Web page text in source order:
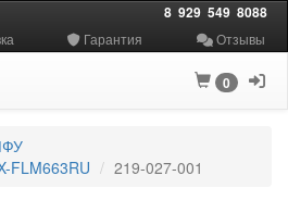
8 929 549 8088
Гарантия Отзывы
0
FLM663RU
219-027-001